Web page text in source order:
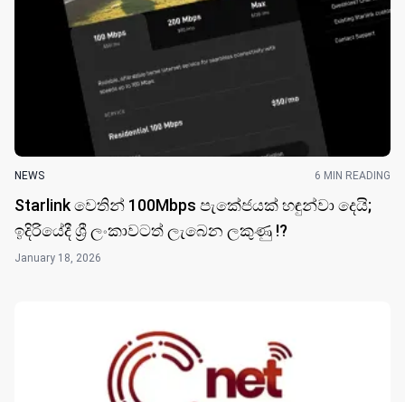
NEWS 6 MIN READING
Starlink වෙතින් 100Mbps පැකේජයක් හඳුන්වා දෙයි;
ඉදිරියේදී ශ්‍රී ලංකාවටත් ලැබෙන ලකුණු !?
January 18, 2026